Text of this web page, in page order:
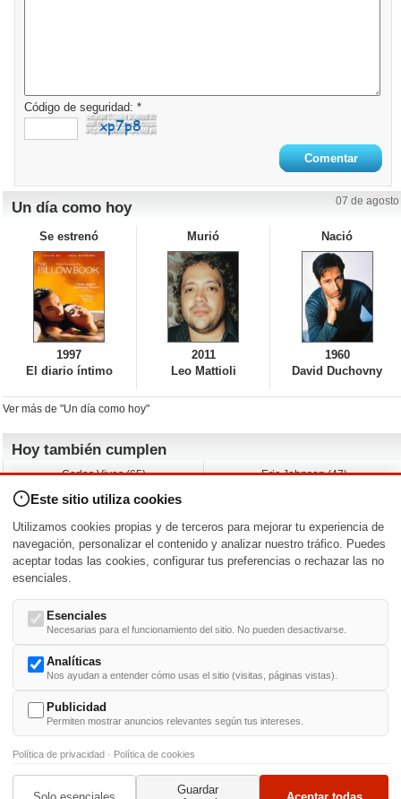
Código de seguridad: *
Un día como hoy 07 de agosto
Se estrenó
1997
El diario íntimo
Murió
2011
Leo Mattioli
Nació
1960
David Duchovny
Ver más de "Un día como hoy"
Hoy también cumplen
Carlos Vives (65)
Nicholas Ray (-)
Charlize Theron (51)
Maggie Wheeler (65)
Eric Johnson (47)
Wayne Knight (71)
Michael Shannon (52)
Nacimientos y estrenos en la fecha
DD/MM /
-U- V- W- X - -
© 1999-2014. Todos los derechos reservados.Condiciones de uso
Este sitio utiliza cookies
Utilizamos cookies propias y de terceros para mejorar tu experiencia de
navegación, personalizar el contenido y analizar nuestro tráfico. Puedes
aceptar todas las cookies, configurar tus preferencias o rechazar las no
esenciales.
Esenciales
Necesarias para el funcionamiento del sitio. No pueden desactivarse.
Analíticas
Nos ayudan a entender cómo usas el sitio (visitas, páginas vistas).
Publicidad
Permiten mostrar anuncios relevantes según tus intereses.
Política de privacidad · Política de cookies
Solo esenciales
Guardar
Aceptar todas